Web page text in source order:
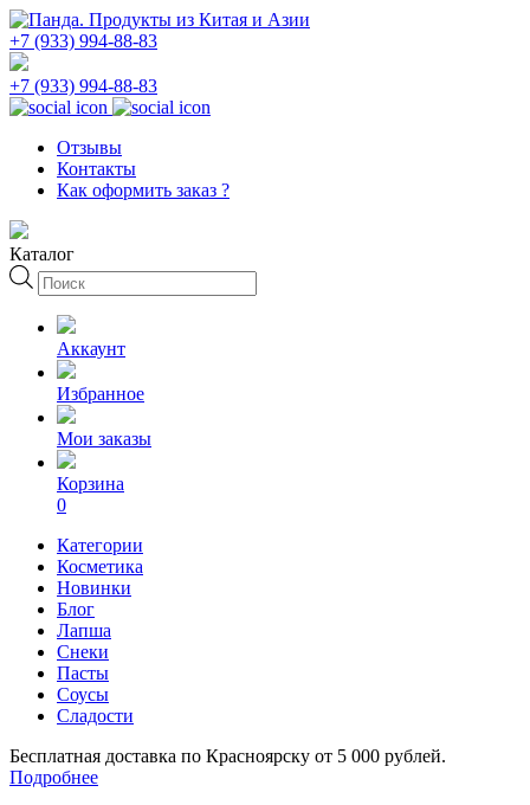
+7 (933) 994-88-83
+7 (933) 994-88-83
Отзывы
Контакты
Как оформить заказ ?
Каталог
Поиск
товаров
Аккаунт
Избранное
Мои заказы
Корзина
0
Категории
Косметика
Новинки
Блог
Лапша
Снеки
Пасты
Соусы
Сладости
Бесплатная доставка по Красноярску от 5 000 рублей.
Подробнее